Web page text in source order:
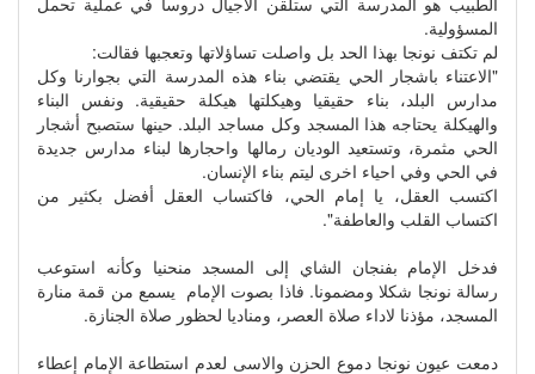
المسؤولية.
لم تكتف نونجا بهذا الحد بل واصلت تساؤلاتها وتعجبها فقالت:
"الاعتناء باشجار الحي يقتضي بناء هذه المدرسة التي بجوارنا وكل
مدارس البلد، بناء حقيقيا وهيكلتها هيكلة حقيقية. ونفس البناء
والهيكلة يحتاجه هذا المسجد وكل مساجد البلد. حينها ستصبح أشجار
الحي مثمرة، وتستعيد الوديان رمالها واحجارها لبناء مدارس جديدة
في الحي وفي احياء اخرى ليتم بناء الإنسان.
اكتسب العقل، يا إمام الحي، فاكتساب العقل أفضل بكثير من
اكتساب القلب والعاطفة".
فدخل الإمام بفنجان الشاي إلى المسجد منحنيا وكأنه استوعب
رسالة نونجا شكلا ومضمونا. فاذا بصوت الإمام يسمع من قمة منارة
المسجد، مؤذنا لاداء صلاة العصر، ومناديا لحظور صلاة الجنازة.
دمعت عيون نونجا دموع الحزن والاسى لعدم استطاعة الإمام إعطاء